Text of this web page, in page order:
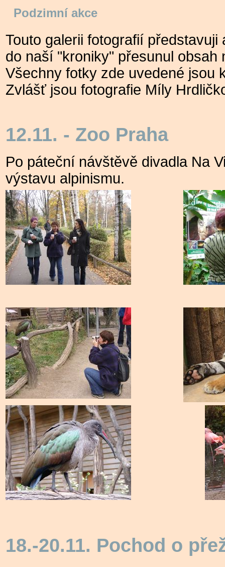
Podzimní akce
Touto galerii fotografií
do naší "kroniky" přesunul obsah
Všechny fotky zde uvedené
Zvlášť jsou fotografie Míly
12.11. - Zoo Praha
Po páteční návštěvě divadla Na
výstavu alpinismu.
18.-20.11. Pochod o